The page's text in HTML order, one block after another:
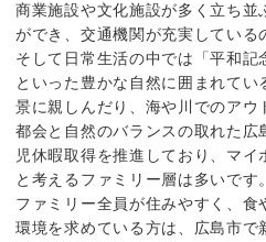
商業施設や文化施設が多く立ち並
ができ、交通機関が充実している
そして日常生活の中では「平和記
といった豊かな自然に囲まれて
景に親しんだり、海や川でのアウ
都会と自然のバランスの取れた
児休暇取得を推進しており、マ
と考えるファミリー層は多いです。
ファミリー全員が住みやすく、
環境を求めている方は、広島市で